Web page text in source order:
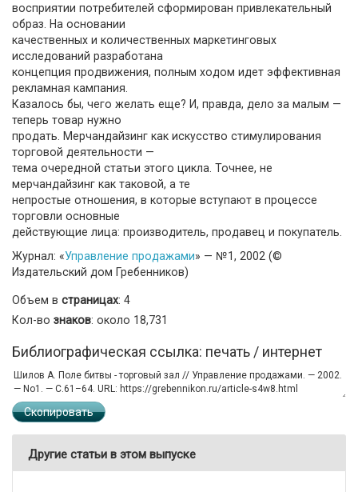
восприятии потребителей сформирован привлекательный
образ. На основании
качественных и количественных маркетинговых
исследований разработана
концепция продвижения, полным ходом идет эффективная
рекламная кампания.
Казалось бы, чего желать еще? И, правда, дело за малым —
теперь товар нужно
продать. Мерчандайзинг как искусство стимулирования
торговой деятельности —
тема очередной статьи этого цикла. Точнее, не
мерчандайзинг как таковой, а те
непростые отношения, в которые вступают в процессе
торговли основные
действующие лица: производитель, продавец и покупатель.
Журнал: «Управление продажами» — №1, 2002 (©
Издательский дом Гребенников)
Объем в страницах: 4
Кол-во знаков: около 18,731
Библиографическая ссылка: печать / интернет
Скопировать
Другие статьи в этом выпуске